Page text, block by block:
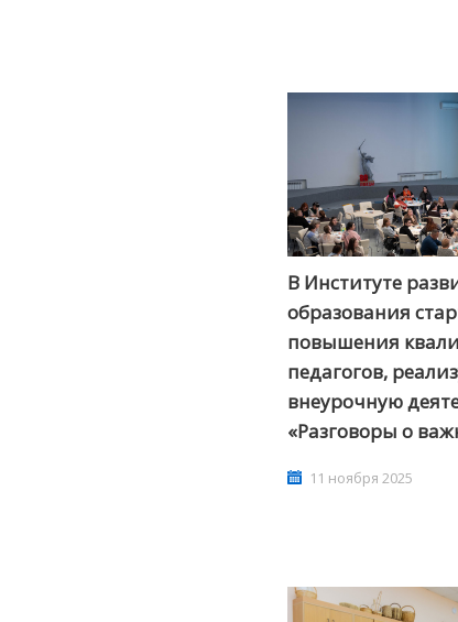
В Институте
образования
повышения
педагогов,
внеурочную
«Разговоры о
11 ноября 2025